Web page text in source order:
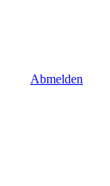
Abmelden